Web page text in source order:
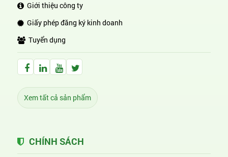
Giới thiệu công ty
Giấy phép đăng ký kinh doanh
Tuyển dụng
Facebook Huỳnh Gia Alpha
LinkedIn Huỳnh Gia Alpha
YouTube Huỳnh Gia Alpha
Twitter Huỳnh Gia Alpha
Xem tất cả sản phẩm
CHÍNH SÁCH